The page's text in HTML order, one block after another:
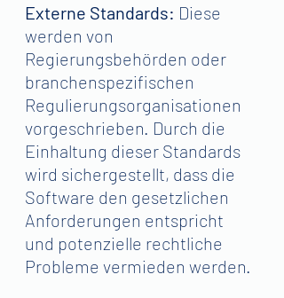
Externe Standards: Diese
werden von
Regierungsbehörden oder
branchenspezifischen
Regulierungsorganisationen
vorgeschrieben. Durch die
Einhaltung dieser Standards
wird sichergestellt, dass die
Software den gesetzlichen
Anforderungen entspricht
und potenzielle rechtliche
Probleme vermieden werden.